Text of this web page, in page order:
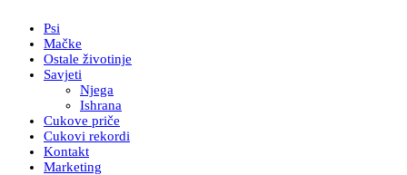
Psi
Mačke
Ostale životinje
Savjeti
Njega
Ishrana
Cukove priče
Cukovi rekordi
Kontakt
Marketing